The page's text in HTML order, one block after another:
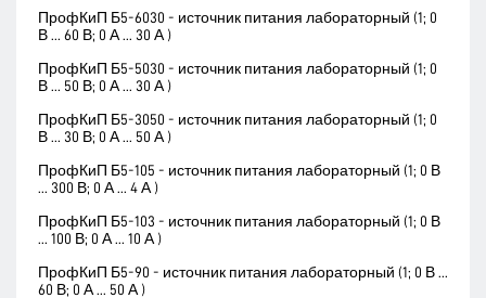
ПрофКиП Б5-6030 - источник питания лабораторный (1; 0
В ... 60 В; 0 А ... 30 А )
ПрофКиП Б5-5030 - источник питания лабораторный (1; 0
В ... 50 В; 0 А ... 30 А )
ПрофКиП Б5-3050 - источник питания лабораторный (1; 0
В ... 30 В; 0 А ... 50 А )
ПрофКиП Б5-105 - источник питания лабораторный (1; 0 В
... 300 В; 0 А ... 4 А )
ПрофКиП Б5-103 - источник питания лабораторный (1; 0 В
... 100 В; 0 А ... 10 А )
ПрофКиП Б5-90 - источник питания лабораторный (1; 0 В ...
60 В; 0 А ... 50 А )